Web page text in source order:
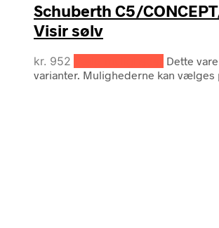
Schuberth C5/
Visir sølv
kr. 952
Dette
varianter. Mulighederne kan vælges